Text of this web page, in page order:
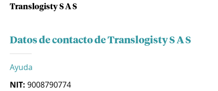
Translogisty S A S
Datos de contacto de Translogisty S A S
Ayuda
NIT: 9008790774